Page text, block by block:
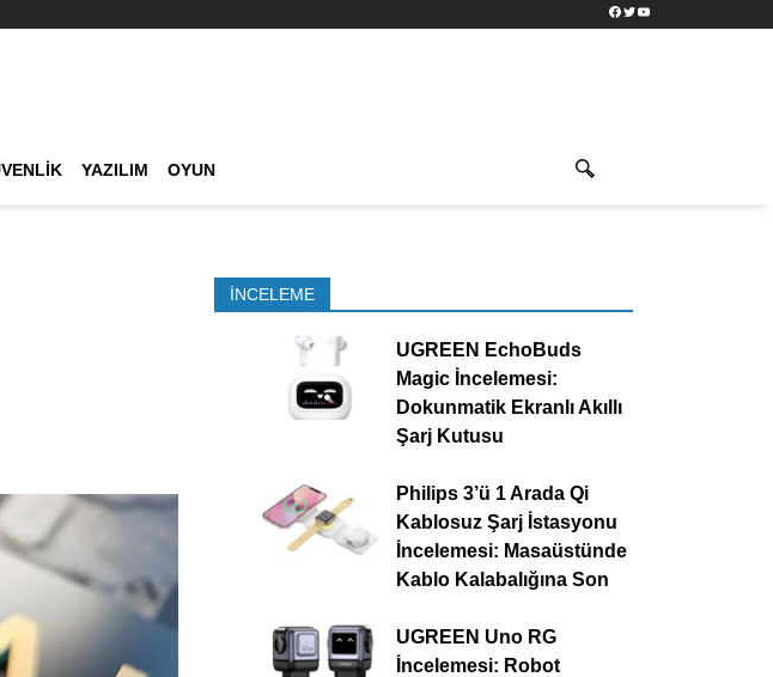
Facebook
TwitterYouTube
YAZILIM OYUN
İNCELEME
UGREEN EchoBuds
Magic İncelemesi:
Dokunmatik Ekranlı Akıllı
Şarj Kutusu
Philips 3’ü 1 Arada Qi
Kablosuz Şarj İstasyonu
İncelemesi: Masaüstünde
Kablo Kalabalığına Son
UGREEN Uno RG
İncelemesi: Robot